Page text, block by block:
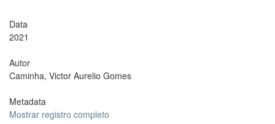
Data
2021
Autor
Caminha, Victor Aurelio Gomes
Metadata
Mostrar registro completo